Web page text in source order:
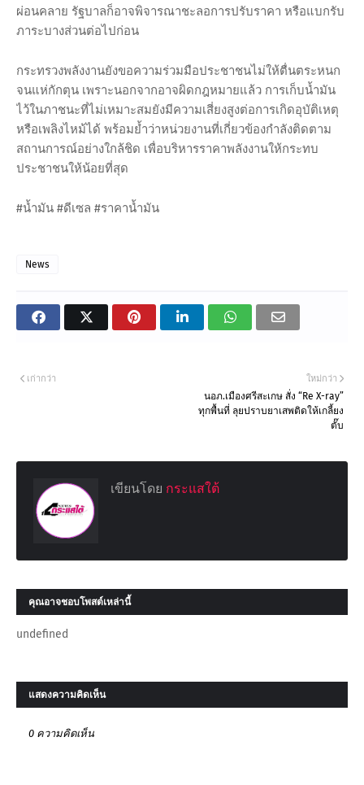
ผ่อนคลาย รัฐบาลก็อาจพิจารณาชะลอการปรับราคา หรือแบกรับ
ภาระบางส่วนต่อไปก่อน
กระทรวงพลังงานยังขอความร่วมมือประชาชนไม่ให้ตื่นตระหนก
จนแห่กักตุน เพราะนอกจากอาจผิดกฎหมายแล้ว การเก็บน้ำมัน
ไว้ในภาชนะที่ไม่เหมาะสมยังมีความเสี่ยงสูงต่อการเกิดอุบัติเหตุ
หรือเพลิงไหม้ได้ พร้อมย้ำว่าหน่วยงานที่เกี่ยวข้องกำลังติดตาม
สถานการณ์อย่างใกล้ชิด เพื่อบริหารราคาพลังงานให้กระทบ
ประชาชนให้น้อยที่สุด
#น้ำมัน #ดีเซล #ราคาน้ำมัน
News
ใหม่กว่า
นอภ.เมืองศรีสะเกษ สั่ง “Re X-ray”
ทุกพื้นที่ ลุยปราบยาเสพติดให้เกลี้ยง
ตั๊บ
เก่ากว่า
เขียนโดย กระแสใต้
คุณอาจชอบโพสต์เหล่านี้
undefined
แสดงความคิดเห็น
0 ความคิดเห็น